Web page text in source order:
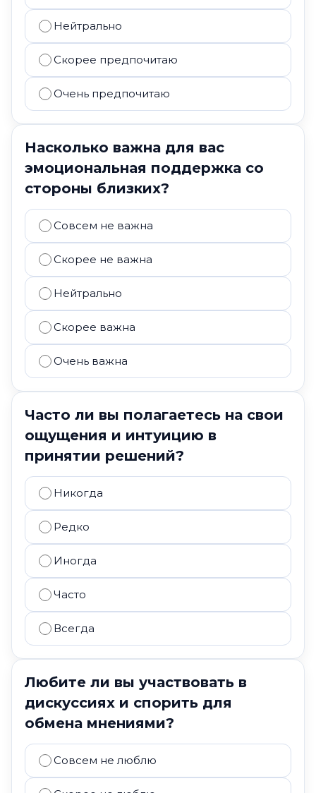
Нейтрально
Скорее предпочитаю
Очень предпочитаю
Насколько важна для вас
эмоциональная поддержка со
стороны близких?
Совсем не важна
Скорее не важна
Нейтрально
Скорее важна
Очень важна
Часто ли вы полагаетесь на свои
ощущения и интуицию в
принятии решений?
Никогда
Редко
Иногда
Часто
Всегда
Любите ли вы участвовать в
дискуссиях и спорить для
обмена мнениями?
Совсем не люблю